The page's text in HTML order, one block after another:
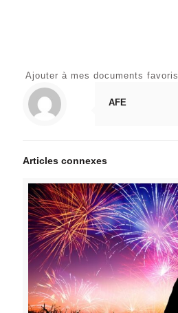
Ajouter à mes documents favoris
AFE
Articles connexes